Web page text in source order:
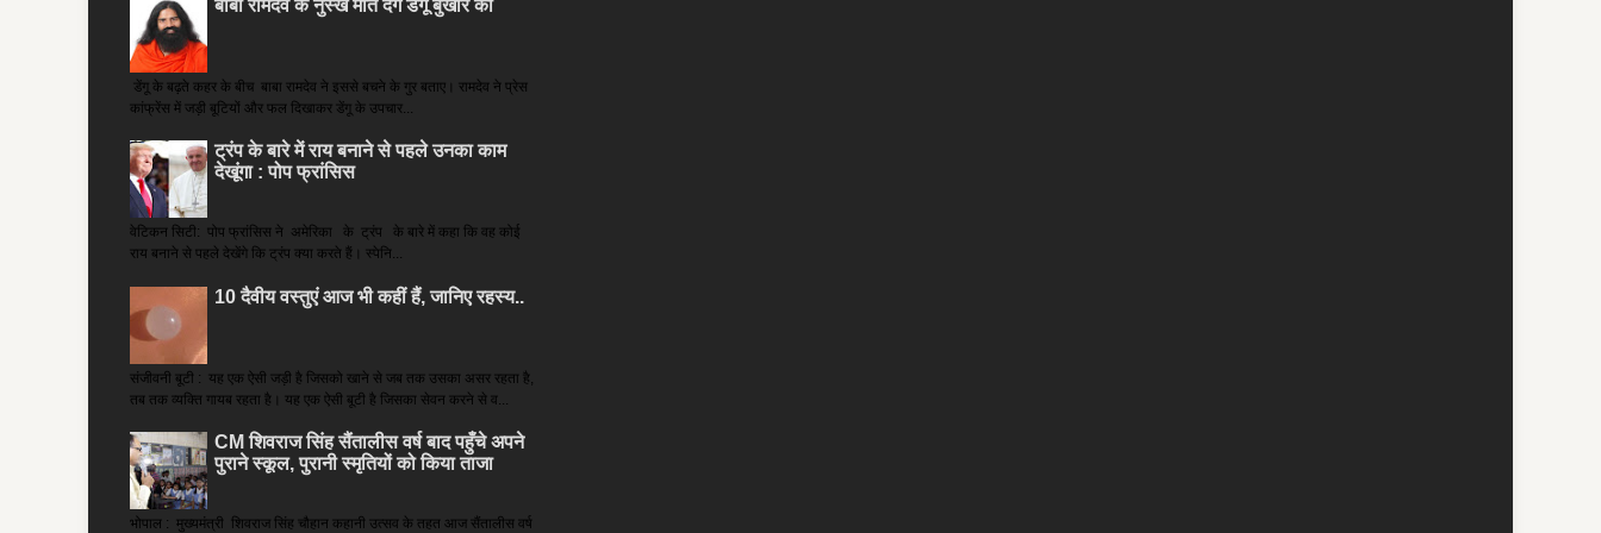
बाबा रामदेव के नुस्खे मात देंगे डेंगू बुखार को
डेंगू के बढ़ते कहर के बीच बाबा रामदेव ने इससे बचने के गुर बताए। रामदेव ने प्रेस
कांफ्रेंस में जड़ी बूटियों और फल दिखाकर डेंगू के उपचार...
ट्रंप के बारे में राय बनाने से पहले उनका काम
देखूंगा : पोप फ्रांसिस
वेटिकन सिटी: पोप फ्रांसिस ने अमेरिका के ट्रंप के बारे में कहा कि वह कोई
राय बनाने से पहले देखेंगे कि ट्रंप क्या करते हैं। स्पेनि...
10 दैवीय वस्तुएं आज भी कहीं हैं, जानिए रहस्य..
संजीवनी बूटी : यह एक ऐसी जड़ी है जिसको खाने से जब तक उसका असर रहता है,
तब तक व्यक्ति गायब रहता है। यह एक ऐसी बूटी है जिसका सेवन करने से व...
CM शिवराज सिंह सैंतालीस वर्ष बाद पहुँचे अपने
पुराने स्कूल, पुरानी स्मृतियों को किया ताजा
भोपाल : मुख्यमंत्री शिवराज सिंह चौहान कहानी उत्सव के तहत आज सैंतालीस वर्ष